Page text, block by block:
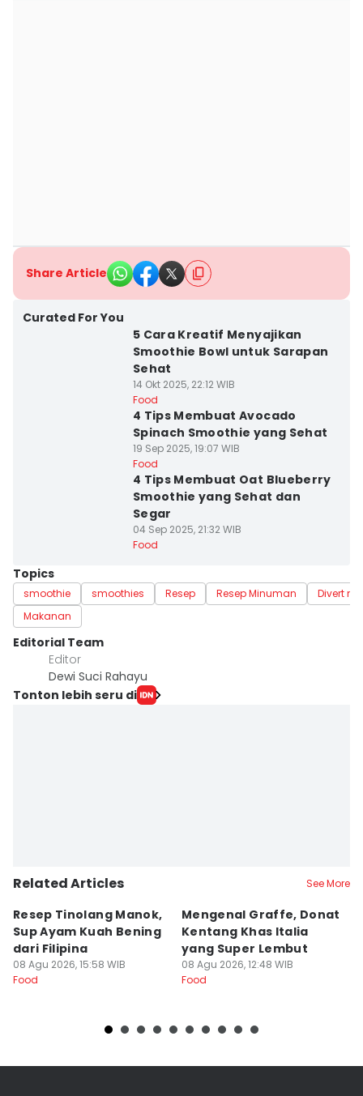
Share Article
Curated For You
5 Cara Kreatif Menyajikan
Smoothie Bowl untuk Sarapan
Sehat
14 Okt 2025, 22:12 WIB
Food
4 Tips Membuat Avocado
Spinach Smoothie yang Sehat
19 Sep 2025, 19:07 WIB
Food
4 Tips Membuat Oat Blueberry
Smoothie yang Sehat dan
Segar
04 Sep 2025, 21:32 WIB
Food
Topics
smoothie smoothies Resep Resep Minuman
Divert me
Makanan
Editorial Team
Editor
Dewi Suci Rahayu
Tonton lebih seru di
Related Articles See More
Resep Tinolang Manok,
Sup Ayam Kuah Bening
dari Filipina
08 Agu 2026, 15:58 WIB
Food
Mengenal Graffe, Donat
Kentang Khas Italia
yang Super Lembut
08 Agu 2026, 12:48 WIB
Food